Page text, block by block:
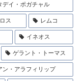
デイ・ポガチャル
ス レムコ
イネオス
ゲラント・トーマス
ン・アラフィリップ